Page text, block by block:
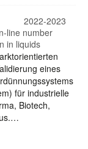
2022-2023
line number
in liquids
eines
für industrielle
Biotech,